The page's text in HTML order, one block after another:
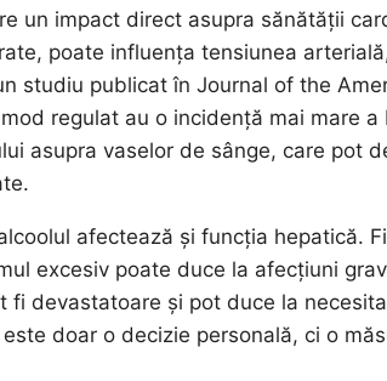
un impact direct asupra sănătății
poate influența tensiunea
studiu publicat în Journal of the
regulat au o incidență mai mare
asupra vaselor de sânge, care pot
afectează și funcția hepatică.
excesiv poate duce la afecțiuni
fi devastatoare și pot duce la
doar o decizie personală, ci o